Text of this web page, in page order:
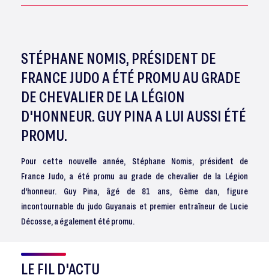
STÉPHANE NOMIS, PRÉSIDENT DE
FRANCE JUDO A ÉTÉ PROMU AU GRADE
DE CHEVALIER DE LA LÉGION
D'HONNEUR. GUY PINA A LUI AUSSI ÉTÉ
PROMU.
Pour cette nouvelle année, Stéphane Nomis, président de
France Judo, a été promu au grade de chevalier de la Légion
d'honneur. Guy Pina, âgé de 81 ans, 6ème dan, figure
incontournable du judo Guyanais et premier entraîneur de Lucie
Décosse, a également été promu.
LE FIL D'ACTU